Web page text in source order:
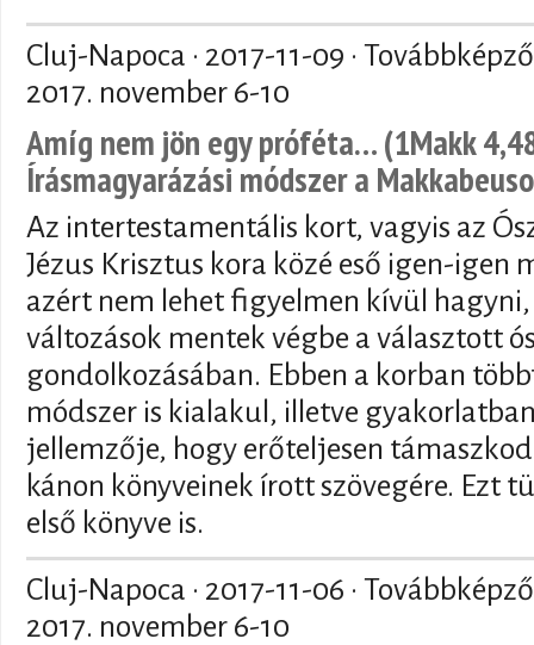
Cluj-Napoca · 2017-11-09 ·
2017. november 6-10
Amíg nem jön egy próféta… (1Makk
Írásmagyarázási módszer a
Az intertestamentális kort, vagyis az
Jézus Krisztus kora közé eső igen-igen
azért nem lehet figyelmen kívül
változások mentek végbe a választott
gondolkozásában. Ebben a korban
módszer is kialakul, illetve
jellemzője, hogy erőteljesen
kánon könyveinek írott szövegére. Ezt
első könyve is.
Cluj-Napoca · 2017-11-06 ·
2017. november 6-10